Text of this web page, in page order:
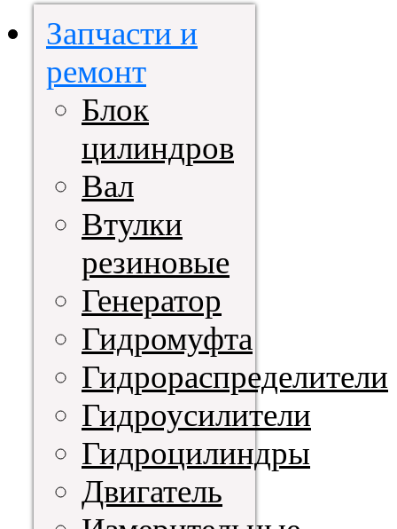
Запчасти и
ремонт
Блок
цилиндров
Вал
Втулки
резиновые
Генератор
Гидромуфта
Гидрораспределители
Гидроусилители
Гидроцилиндры
Двигатель